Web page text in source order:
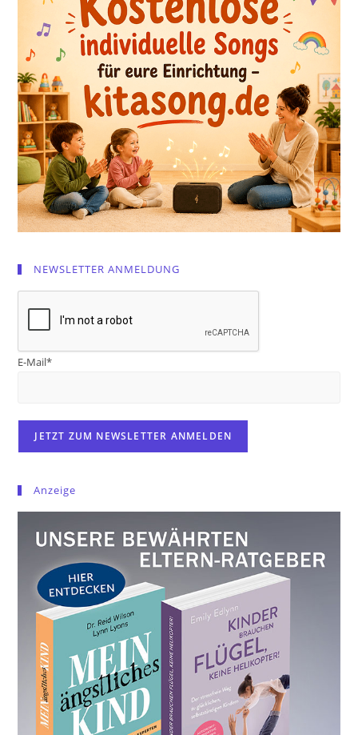
NEWSLETTER ANMELDUNG
E-Mail*
Anzeige